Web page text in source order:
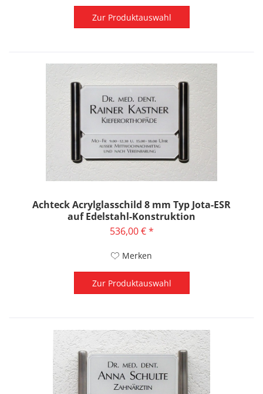
Zur Produktauswahl
Achteck Acrylglasschild 8 mm Typ Jota-ESR
auf Edelstahl-Konstruktion
536,00 € *
Merken
Zur Produktauswahl